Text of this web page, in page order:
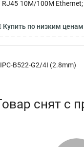
10M/100M
Купить по низким
IPC-B522-G2/4I (2.8mm)
снят с